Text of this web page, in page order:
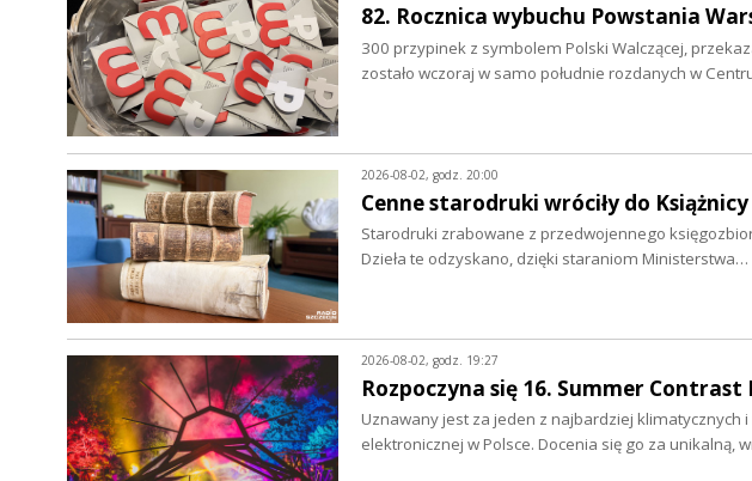
82. Rocznica wybuchu Powstania
300 przypinek z symbolem Polski Walczącej,
zostało wczoraj w samo południe rozdanych w
2026-08-02, godz. 20:00
Cenne starodruki wróciły do
Starodruki zrabowane z przedwojennego
Dzieła te odzyskano, dzięki staraniom Ministerstwa…
2026-08-02, godz. 19:27
Rozpoczyna się 16. Summer Contrast
Uznawany jest za jeden z najbardziej
elektronicznej w Polsce. Docenia się go za unikalną,